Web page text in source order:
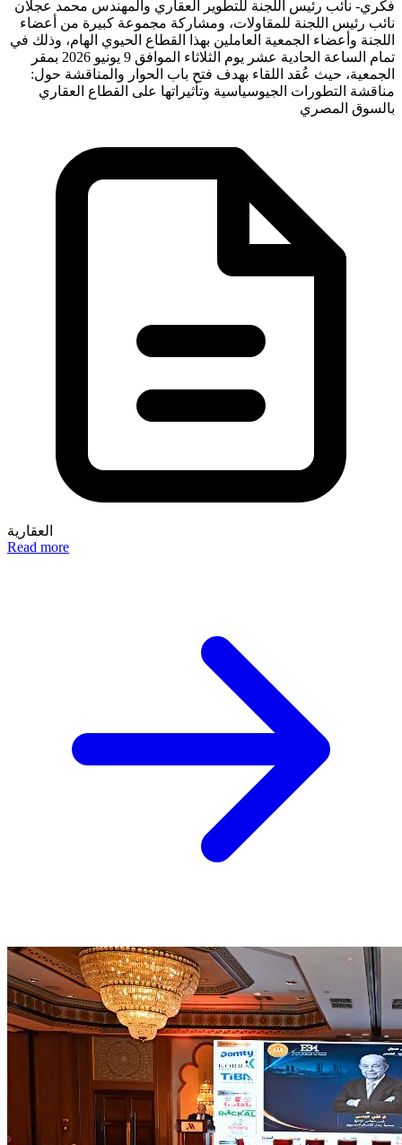
فكري- نائب رئيس اللجنة للتطوير العقاري والمهندس محمد عجلان
نائب رئيس اللجنة للمقاولات، ومشاركة مجموعة كبيرة من أعضاء
اللجنة وأعضاء الجمعية العاملين بهذا القطاع الحيوي الهام، وذلك في
تمام الساعة الحادية عشر يوم الثلاثاء الموافق 9 يونيو 2026 بمقر
الجمعية، حيث عُقد اللقاء بهدف فتح باب الحوار والمناقشة حول:
مناقشة التطورات الجيوسياسية وتأثيراتها على القطاع العقاري
بالسوق المصري
العقارية
Read more